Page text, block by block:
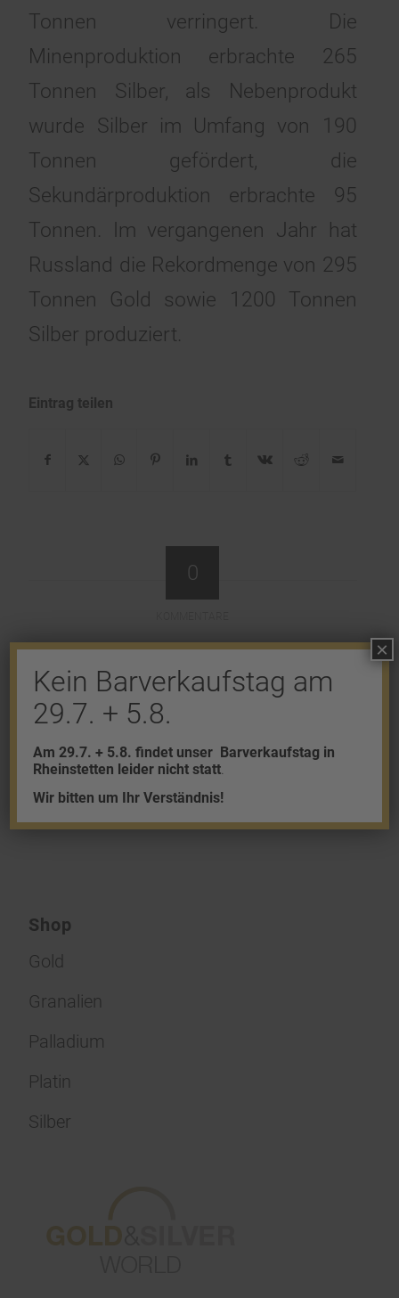
Tonnen verringert. Die
Minenproduktion erbrachte 265
Tonnen Silber, als Nebenprodukt
wurde Silber im Umfang von 190
Tonnen gefördert, die
Sekundärproduktion erbrachte 95
Tonnen. Im vergangenen Jahr hat
Russland die Rekordmenge von 295
Tonnen Gold sowie 1200 Tonnen
Silber produziert.
Eintrag teilen
0
Hinterlasse einen Kommentar
An der Diskussion beteiligen?
Hinterlasse uns deinen Kommentar!
Du musstangemeldetsein, um einen
Shop
Gold
Granalien
Palladium
Platin
Silber
Kein Barverkaufstag am
29.7. + 5.8.
Am 29.7. + 5.8. findet unser Barverkaufstag in
Rheinstetten leider nicht statt
Wir bitten um Ihr Verständnis!
×